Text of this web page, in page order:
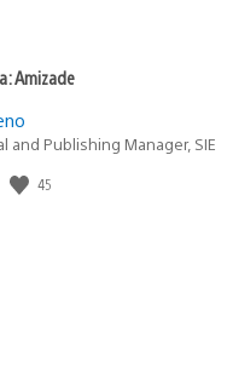
Amizade
and Publishing Manager, SIE
45